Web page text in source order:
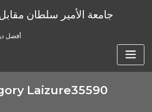
جامعة الأمير سلطان
أفضل
Laizure35590